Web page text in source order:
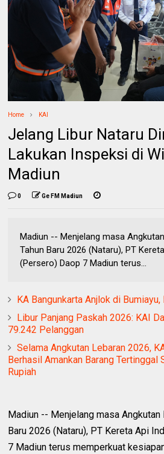
Home KAI
Jelang Libur Nataru
Lakukan Inspeksi di
Madiun
0 Ge FM Madiun
Madiun -- Menjelang masa
Tahun Baru 2026 (Nataru), PT
(Persero) Daop 7 Madiun terus...
KA Bangunkarta Anjlok di
Libur Panjang Paskah 2026: KAI
79.242 Pelanggan
Selama Angkutan Lebaran 2026,
Berhasil Amankan Barang Tertinggal
Rupiah
Madiun -- Menjelang masa Angkutan
Baru 2026 (Nataru), PT Kereta Api
7 Madiun terus memperkuat